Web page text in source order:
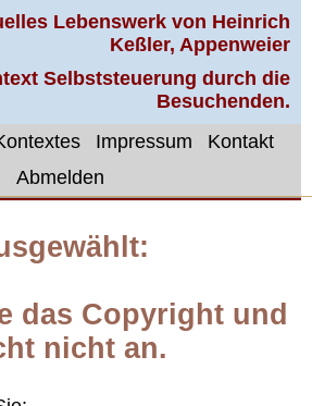
Lebenswerk von Heinrich
Keßler, Appenweier
Selbststeuerung durch die
Besuchenden.
Impressum
Kontakt
Abmelden
das Copyright und
nicht an.